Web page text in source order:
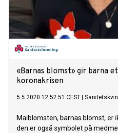
«Barnas blomst» gir barna
koronakrisen
5.5.2020 12:52:51 CEST
Maiblomsten, barnas blomst, er
den er også symbolet på